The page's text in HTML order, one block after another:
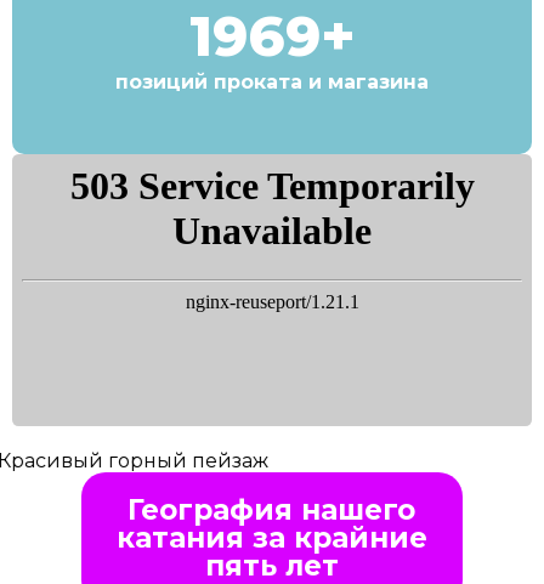
1969+
позиций проката и магазина
География нашего
катания за крайние
пять лет